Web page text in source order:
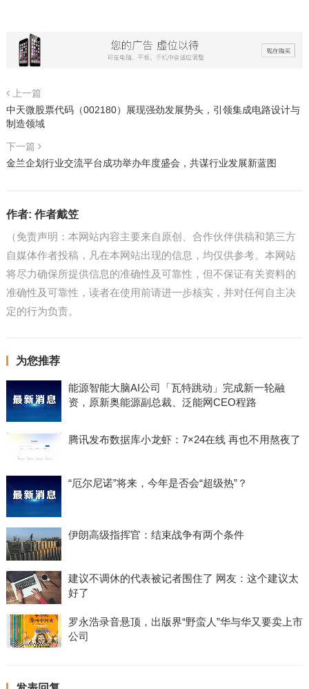
上一篇
中天微股票代码（002180）展现强劲发展势头，引领集成电路设计与
制造领域
下一篇
金兰企划行业交流平台成功举办年度盛会，共谋行业发展新蓝图
作者: 作者戴笠
（免责声明：本网站内容主要来自原创、合作伙伴供稿和第三方
自媒体作者投稿，凡在本网站出现的信息，均仅供参考。本网站
将尽力确保所提供信息的准确性及可靠性，但不保证有关资料的
准确性及可靠性，读者在使用前请进一步核实，并对任何自主决
定的行为负责。
为您推荐
能源智能大脑AI公司「瓦特跳动」完成新一轮融
资，原新奥能源副总裁、泛能网CEO程路
腾讯发布数据库小龙虾：7×24在线 再也不用熬夜了
“厄尔尼诺”将来，今年是否会“超级热”？
伊朗高级指挥官：结束战争有两个条件
建议不调休的代表被记者围住了 网友：这个建议太
好了
罗永浩录音悬顶，出版界“野蛮人”华与华又要卖上市
公司